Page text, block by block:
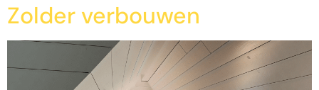
Zolder verbouwen